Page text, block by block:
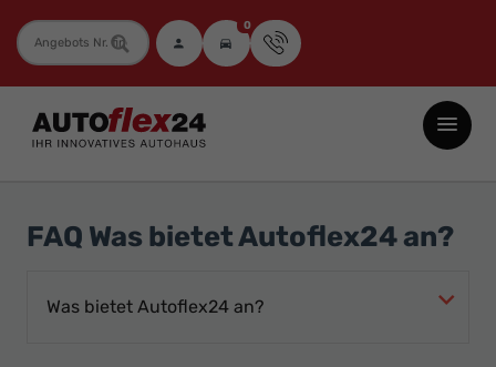
Fahrzeugnummer 0
Autoflex24
GmbH
Neuwagen
und
FAQ Was bietet Autoflex24 an?
Was bietet Autoflex24 an?